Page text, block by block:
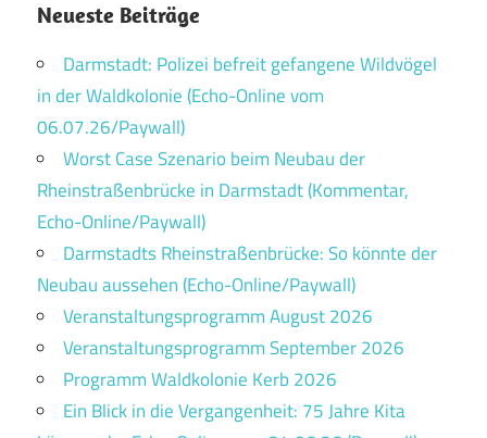
Neueste Beiträge
Darmstadt: Polizei befreit gefangene Wildvögel
in der Waldkolonie (Echo-Online vom
06.07.26/Paywall)
Worst Case Szenario beim Neubau der
Rheinstraßenbrücke in Darmstadt (Kommentar,
Echo-Online/Paywall)
Darmstadts Rheinstraßenbrücke: So könnte der
Neubau aussehen (Echo-Online/Paywall)
Veranstaltungsprogramm August 2026
Veranstaltungsprogramm September 2026
Programm Waldkolonie Kerb 2026
Ein Blick in die Vergangenheit: 75 Jahre Kita